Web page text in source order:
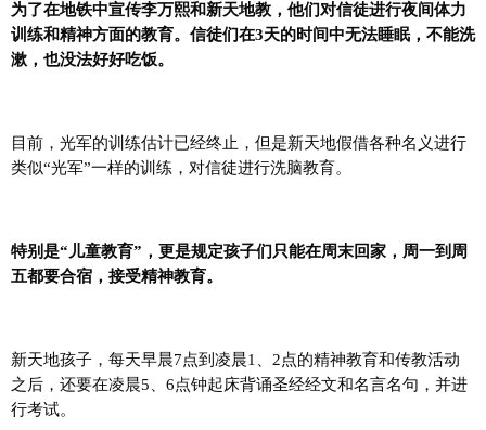
为了在地铁中宣传李万熙和新天地教，他们对信徒进行夜间体力
训练和精神方面的教育。信徒们在3天的时间中无法睡眠，不能洗
漱，也没法好好吃饭。
目前，光军的训练估计已经终止，但是新天地假借各种名义进行
类似“光军”一样的训练，对信徒进行洗脑教育。
特别是“儿童教育”，更是规定孩子们只能在周末回家，周一到周
五都要合宿，接受精神教育。
新天地孩子，每天早晨7点到凌晨1、2点的精神教育和传教活动
之后，还要在凌晨5、6点钟起床背诵圣经经文和名言名句，并进
行考试。